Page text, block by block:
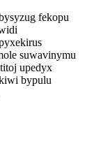
fekopu
suwavinymu
upedyx
bypulu